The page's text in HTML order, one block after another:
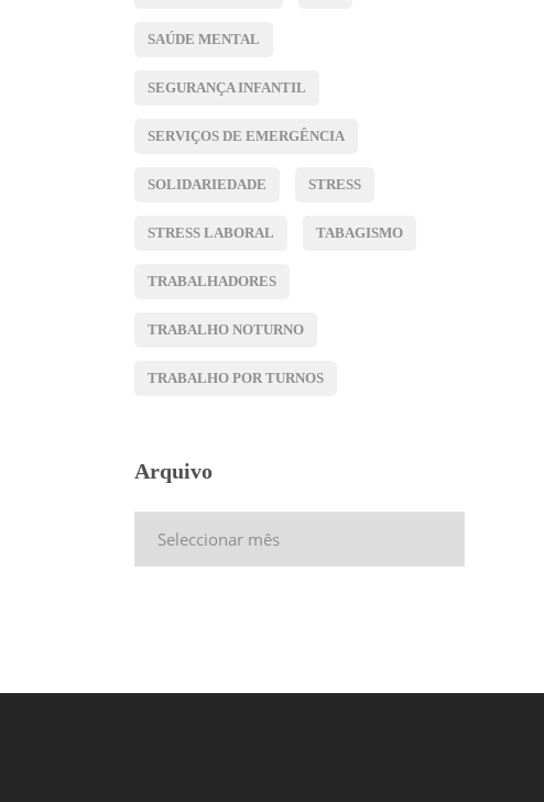
SAÚDE MENTAL
SEGURANÇA INFANTIL
SERVIÇOS DE EMERGÊNCIA
SOLIDARIEDADE STRESS
STRESS LABORAL TABAGISMO
TRABALHADORES
TRABALHO NOTURNO
TRABALHO POR TURNOS
Arquivo